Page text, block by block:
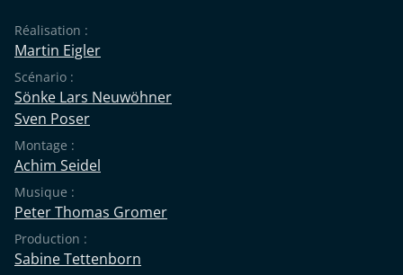
Réalisation :
Martin Eigler
Scénario :
Sönke Lars Neuwöhner
Sven Poser
Montage :
Achim Seidel
Musique :
Peter Thomas Gromer
Production :
Sabine Tettenborn